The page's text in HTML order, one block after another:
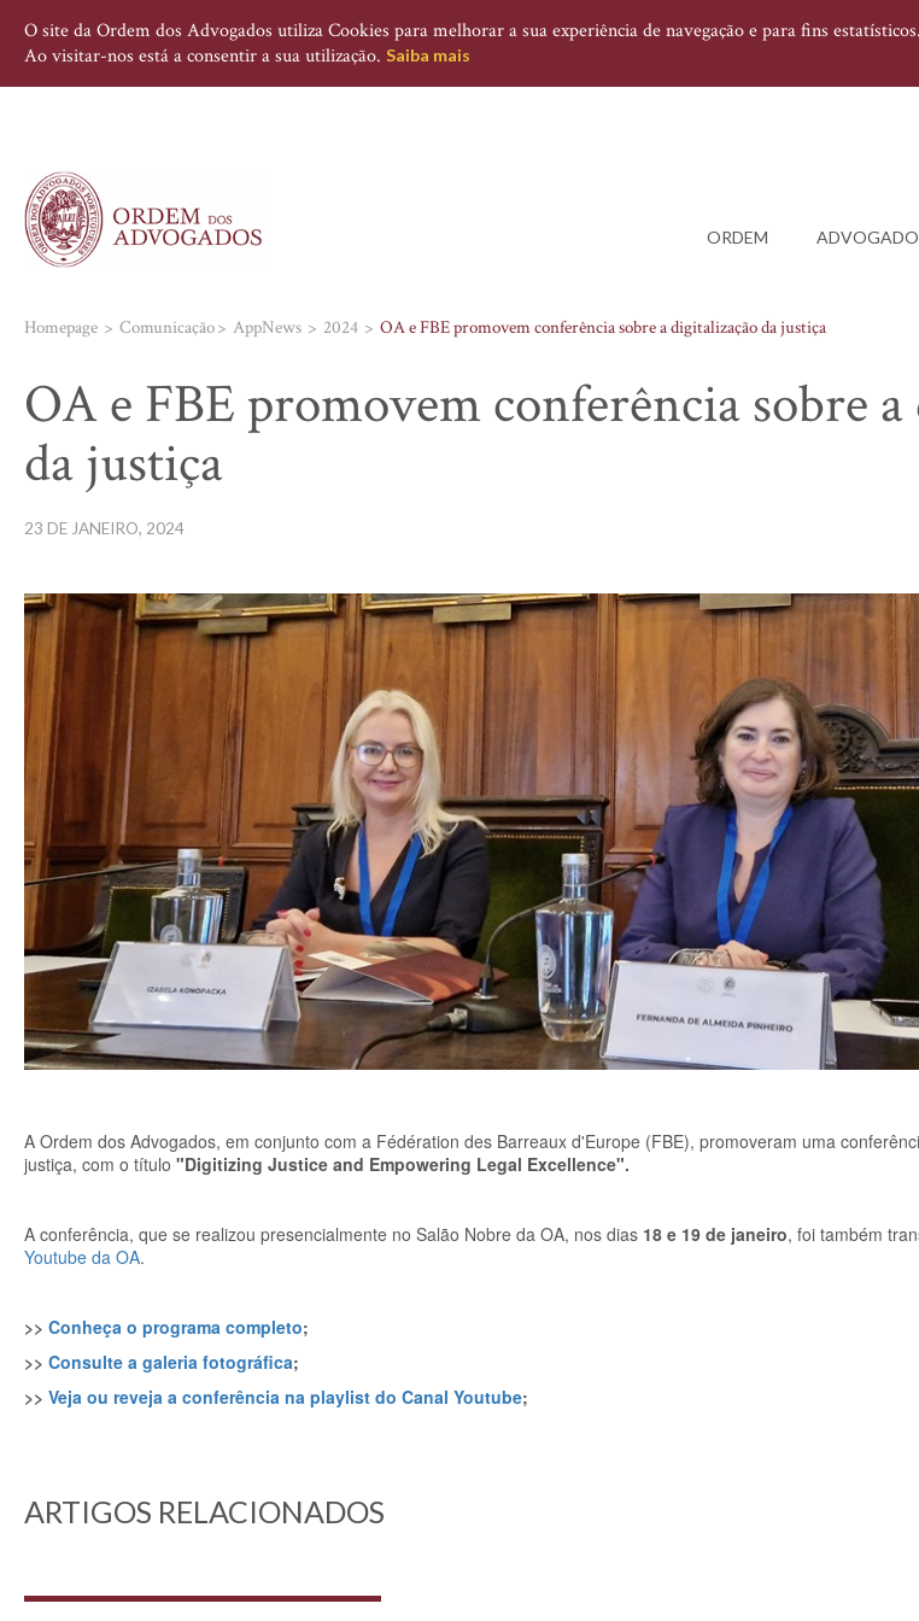
O site da Ordem dos Advogados utiliza Cookies para melhorar a sua experiência de navegação e para fins estatísticos.
Ao visitar-nos está a consentir a sua utilização. Saiba mais
ORDEM
Homepage Comunicação AppNews 2024 OA e FBE promovem conferência sobre a digitalização da justiça
OA e FBE promovem conferência sobre
da justiça
23 DE JANEIRO, 2024
A Ordem dos Advogados, em conjunto com a Fédération des Barreaux d'Europe (FBE), promoveram uma
justiça, com o título "Digitizing Justice and Empowering Legal Excellence".
A conferência, que se realizou presencialmente no Salão Nobre da OA, nos dias 18 e 19 de janeiro, foi também
Youtube da OA.
>> Conheça o programa completo;
>> Consulte a galeria fotográfica;
>> Veja ou reveja a conferência na playlist do Canal Youtube;
ARTIGOS RELACIONADOS